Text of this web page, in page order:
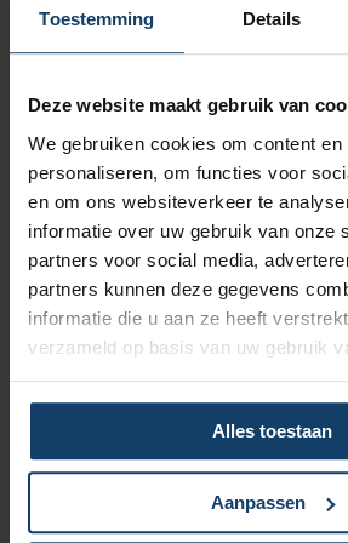
Toestemming Details
Deze website maakt gebruik van
We gebruiken cookies om content
personaliseren, om functies voor
en om ons websiteverkeer te
informatie over uw gebruik van onze
partners voor social media,
partners kunnen deze gegevens
informatie die u aan ze heeft
verzameld op basis van uw gebruik
Alles toestaan
Aanpassen
Vergoeding tot €250 per
Korting op vrijwillig
Wil je een lagere zorgpremie? Dan kun
risico van € 385 verhogen met een
maximaal € 500. Hoe hoger het
Meer over het eigen